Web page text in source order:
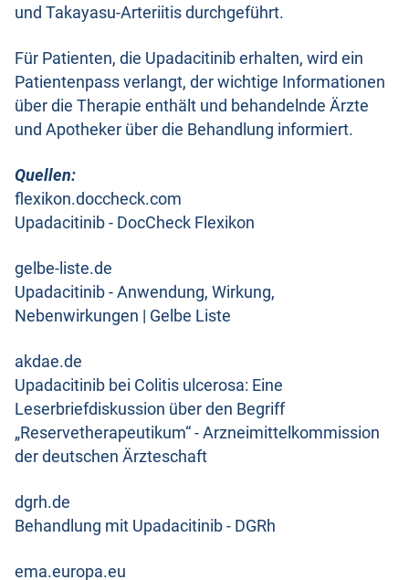
und Takayasu-Arteriitis durchgeführt.
Für Patienten, die Upadacitinib erhalten, wird ein
Patientenpass verlangt, der wichtige Informationen
über die Therapie enthält und behandelnde Ärzte
und Apotheker über die Behandlung informiert.
Quellen:
flexikon.doccheck.com
Upadacitinib - DocCheck Flexikon
gelbe-liste.de
Upadacitinib - Anwendung, Wirkung,
Nebenwirkungen | Gelbe Liste
akdae.de
Upadacitinib bei Colitis ulcerosa: Eine
Leserbriefdiskussion über den Begriff
„Reservetherapeutikum“ - Arzneimittelkommission
der deutschen Ärzteschaft
dgrh.de
Behandlung mit Upadacitinib - DGRh
ema.europa.eu